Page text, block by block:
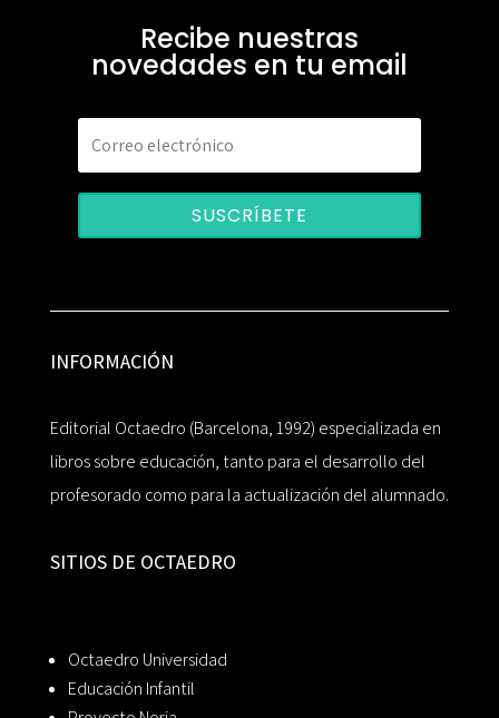
Recibe nuestras
novedades en tu email
SUSCRÍBETE
INFORMACIÓN
Editorial Octaedro (Barcelona, 1992) especializada en
libros sobre educación, tanto para el desarrollo del
profesorado como para la actualización del alumnado.
SITIOS DE OCTAEDRO
Octaedro Universidad
Educación Infantil